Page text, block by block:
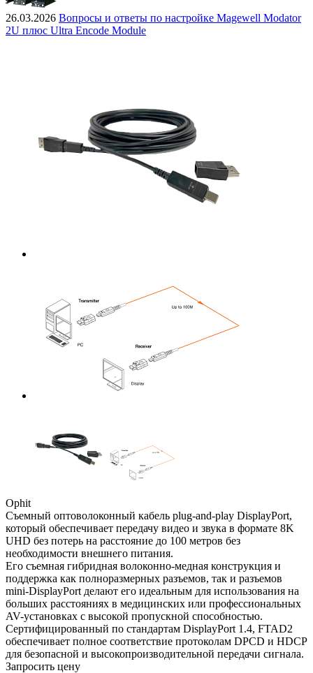
26.03.2026 Вопросы и ответы по настройке Magewell Modator
2U плюс Ultra Encode Module
Ophit
Cъемный оптоволоконный кабель plug-and-play DisplayPort,
который обеспечивает передачу видео и звука в формате 8K
UHD без потерь на расстояние до 100 метров без
необходимости внешнего питания.
Его съемная гибридная волоконно-медная конструкция и
поддержка как полноразмерных разъемов, так и разъемов
mini-DisplayPort делают его идеальным для использования на
больших расстояниях в медицинских или профессиональных
AV-установках с высокой пропускной способностью.
Сертифицированный по стандартам DisplayPort 1.4, FTAD2
обеспечивает полное соответствие протоколам DPCD и HDCP
для безопасной и высокопроизводительной передачи сигнала.
Запросить цену